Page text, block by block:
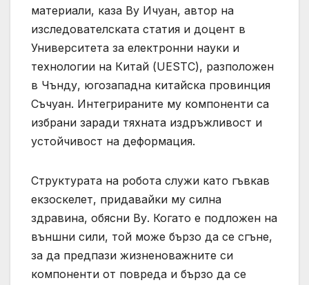
материали, каза Ву Ичуан, автор на
изследователската статия и доцент в
Университета за електронни науки и
технологии на Китай (UESTC), разположен
в Чънду, югозападна китайска провинция
Съчуан. Интегрираните му компоненти са
избрани заради тяхната издръжливост и
устойчивост на деформация.
Структурата на робота служи като гъвкав
екзоскелет, придавайки му силна
здравина, обясни Ву. Когато е подложен на
външни сили, той може бързо да се сгъне,
за да предпази жизненоважните си
компоненти от повреда и бързо да се